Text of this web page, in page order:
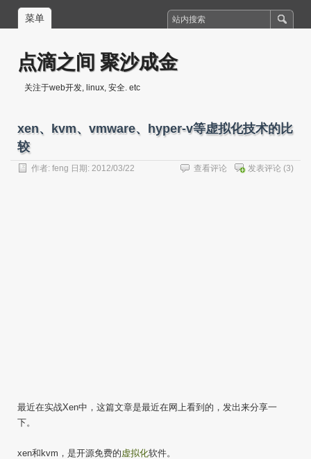
菜单
点滴之间 聚沙成金
关注于web开发, linux, 安全. etc
xen、kvm、vmware、hyper-v等虚拟化技术的比
较
作者: feng 日期: 2012/03/22 发表评论 (3)
查看评论
最近在实战Xen中，这篇文章是最近在网上看到的，发出来分享一
下。
xen和kvm，是开源免费的虚拟化软件。